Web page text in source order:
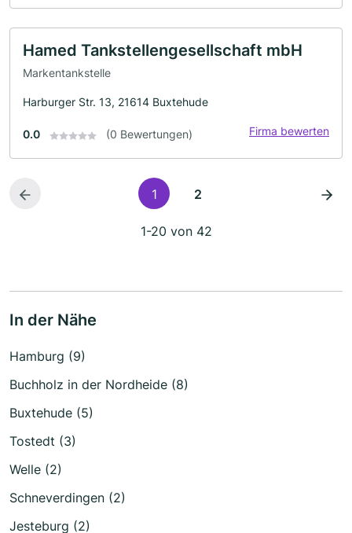
Hamed Tankstellengesellschaft mbH
Markentankstelle
Harburger Str. 13, 21614 Buxtehude
0.0 (0 Bewertungen) Firma bewerten
1 2
1-20 von 42
In der Nähe
Hamburg (9)
Buchholz in der Nordheide (8)
Buxtehude (5)
Tostedt (3)
Welle (2)
Schneverdingen (2)
Jesteburg (2)